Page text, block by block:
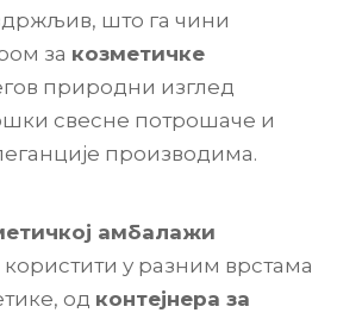
што га чини
за козметичке
природни изглед
свесне потрошаче и
производима.
амбалажи
у разним врстама
од контејнера за